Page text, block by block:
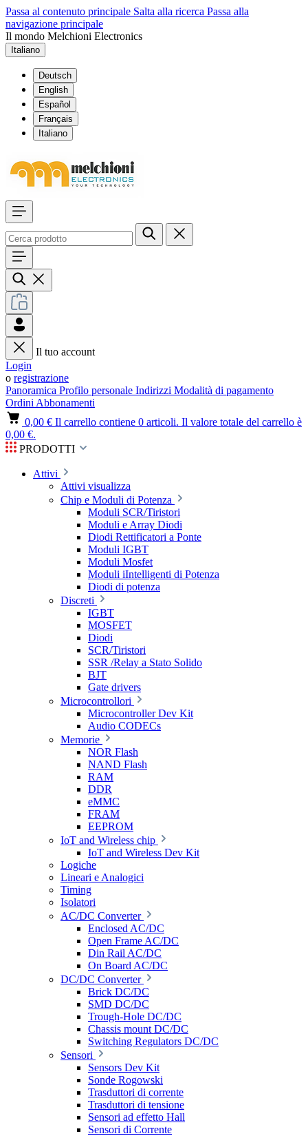
Passa al contenuto principale Salta alla ricerca Passa alla
navigazione principale
Il mondo Melchioni Electronics
Italiano
Deutsch
English
Español
Français
Italiano
Il tuo account
Login
o registrazione
Panoramica Profilo personale Indirizzi Modalità di pagamento
Ordini Abbonamenti
0,00 € Il carrello contiene 0 articoli. Il valore totale del carrello è
0,00 €.
PRODOTTI
Attivi
Attivi visualizza
Chip e Moduli di Potenza
Moduli SCR/Tiristori
Moduli e Array Diodi
Diodi Rettificatori a Ponte
Moduli IGBT
Moduli Mosfet
Moduli iIntelligenti di Potenza
Diodi di potenza
Discreti
IGBT
MOSFET
Diodi
SCR/Tiristori
SSR /Relay a Stato Solido
BJT
Gate drivers
Microcontrollori
Microcontroller Dev Kit
Audio CODECs
Memorie
NOR Flash
NAND Flash
RAM
DDR
eMMC
FRAM
EEPROM
IoT and Wireless chip
IoT and Wireless Dev Kit
Logiche
Lineari e Analogici
Timing
Isolatori
AC/DC Converter
Enclosed AC/DC
Open Frame AC/DC
Din Rail AC/DC
On Board AC/DC
DC/DC Converter
Brick DC/DC
SMD DC/DC
Trough-Hole DC/DC
Chassis mount DC/DC
Switching Regulators DC/DC
Sensori
Sensors Dev Kit
Sonde Rogowski
Trasduttori di corrente
Trasduttori di tensione
Sensori ad effetto Hall
Sensori di Corrente